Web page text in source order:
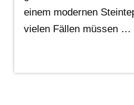
einem modernen
vielen Fällen müssen …